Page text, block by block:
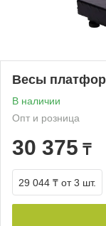
Весы
В наличии
Опт и розница
30 375 ₸
29 044 ₸ от 3 шт.